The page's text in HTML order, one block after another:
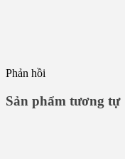
Phản hồi
Sản phẩm tương tự